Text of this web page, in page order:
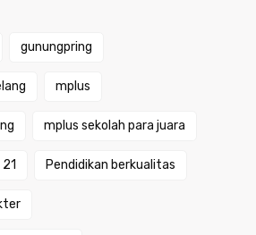
gunungpring
mplus
mplus sekolah para juara
Pendidikan berkualitas